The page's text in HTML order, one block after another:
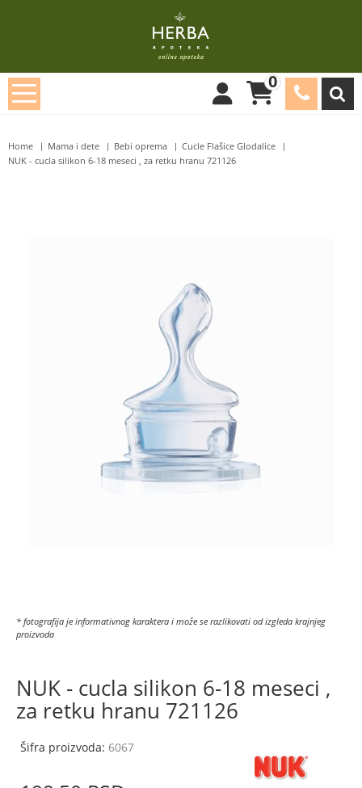
0
Home Mama i dete Bebi oprema
Cucle Flašice Glodalice
NUK - cucla silikon 6-18 meseci , za retku hranu 721126
* fotografija je informativnog karaktera i može se razlikovati od izgleda krajnjeg
proizvoda
NUK - cucla silikon 6-18 meseci ,
za retku hranu 721126
Šifra proizvoda: 6067